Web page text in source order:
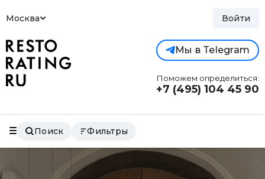
Москва Войти
Мы в Telegram
Поможем определиться:
+7 (495) 104 45 90
Поиск Фильтры